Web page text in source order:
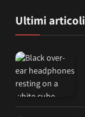
Ultimi articoli